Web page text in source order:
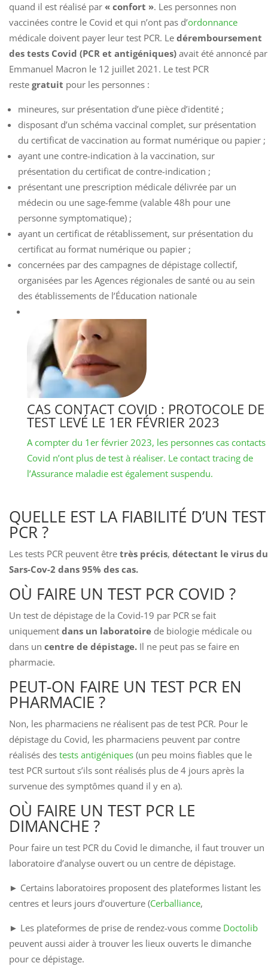
quand il est réalisé par « confort ». Les personnes non
vaccinées contre le Covid et qui n’ont pas d’ordonnance
médicale doivent payer leur test PCR. Le déremboursement
des tests Covid (PCR et antigéniques) avait été annoncé par
Emmanuel Macron le 12 juillet 2021. Le test PCR
reste gratuit pour les personnes :
mineures, sur présentation d’une pièce d’identité ;
disposant d’un schéma vaccinal complet, sur présentation
du certificat de vaccination au format numérique ou papier ;
ayant une contre-indication à la vaccination, sur
présentation du certificat de contre-indication ;
présentant une prescription médicale délivrée par un
médecin ou une sage-femme (valable 48h pour une
personne symptomatique) ;
ayant un certificat de rétablissement, sur présentation du
certificat au format numérique ou papier ;
concernées par des campagnes de dépistage collectif,
organisées par les Agences régionales de santé ou au sein
des établissements de l’Éducation nationale
CAS CONTACT COVID : PROTOCOLE DE
TEST LEVÉ LE 1ER FÉVRIER 2023
A compter du 1er février 2023, les personnes cas contacts
Covid n’ont plus de test à réaliser. Le contact tracing de
l’Assurance maladie est également suspendu.
QUELLE EST LA FIABILITÉ D’UN TEST
PCR ?
Les tests PCR peuvent être très précis, détectant le virus du
Sars-Cov-2 dans 95% des cas.
OÙ FAIRE UN TEST PCR COVID ?
Un test de dépistage de la Covid-19 par PCR se fait
uniquement dans un laboratoire de biologie médicale ou
dans un centre de dépistage. Il ne peut pas se faire en
pharmacie.
PEUT-ON FAIRE UN TEST PCR EN
PHARMACIE ?
Non, les pharmaciens ne réalisent pas de test PCR. Pour le
dépistage du Covid, les pharmaciens peuvent par contre
réalisés des tests antigéniques (un peu moins fiables que le
test PCR surtout s’ils sont réalisés plus de 4 jours après la
survenue des symptômes quand il y en a).
OÙ FAIRE UN TEST PCR LE
DIMANCHE ?
Pour faire un test PCR du Covid le dimanche, il faut trouver un
laboratoire d’analyse ouvert ou un centre de dépistage.
► Certains laboratoires proposent des plateformes listant les
centres et leurs jours d’ouverture (Cerballiance,
► Les plateformes de prise de rendez-vous comme Doctolib
peuvent aussi aider à trouver les lieux ouverts le dimanche
pour ce dépistage.